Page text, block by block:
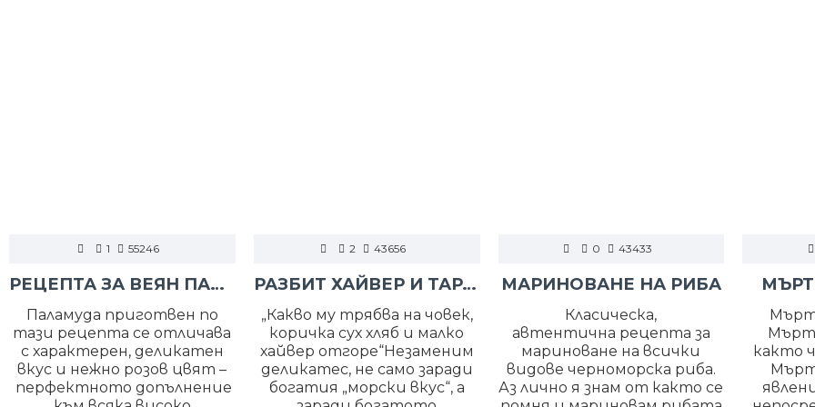
1 55246
РЕЦЕПТА ЗА ВЕЯН ПАЛАМУД
Паламуда приготвен по
тази рецепта се отличава
с характерен, деликатен
вкус и нежно розов цвят –
перфектното допълнение
2 43656
РАЗБИТ ХАЙВЕР И ТАРАМА
„Какво му трябва на човек,
коричка сух хляб и малко
хайвер отгоре“Незаменим
деликатес, не само заради
богатия „морски вкус“, а
0 43433
МАРИНОВАНЕ НА РИБА
Класическа,
автентична рецепта за
мариноване на всички
видове черноморска риба.
Аз лично я знам от както се
както